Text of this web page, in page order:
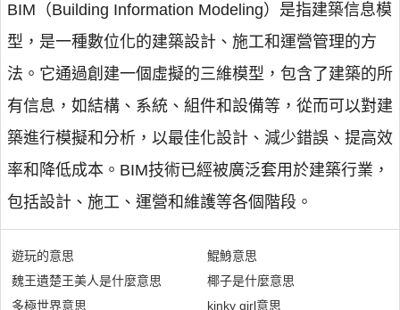
BIM（Building Information Modeling）是指建築信息模
型，是一種數位化的建築設計、施工和運營管理的方
法。它通過創建一個虛擬的三維模型，包含了建築的所
有信息，如結構、系統、組件和設備等，從而可以對建
築進行模擬和分析，以最佳化設計、減少錯誤、提高效
率和降低成本。BIM技術已經被廣泛套用於建築行業，
包括設計、施工、運營和維護等各個階段。
遊玩的意思
魏王遺楚王美人是什麼意思
多極世界意思
鯤鯓意思
椰子是什麼意思
kinky girl意思